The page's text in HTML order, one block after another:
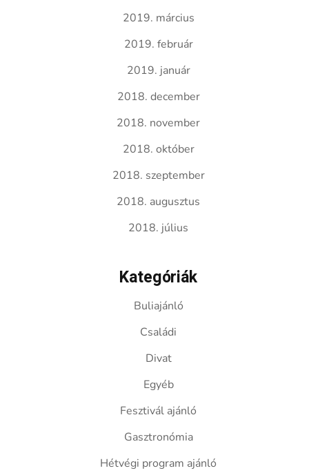
2019. március
2019. február
2019. január
2018. december
2018. november
2018. október
2018. szeptember
2018. augusztus
2018. július
Kategóriák
Buliajánló
Családi
Divat
Egyéb
Fesztivál ajánló
Gasztronómia
Hétvégi program ajánló